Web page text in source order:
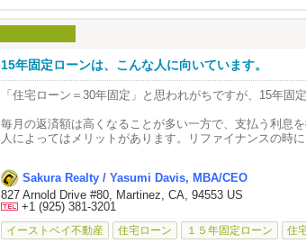
ティオが、ゆったり寛いだり、ゲストを招いたりするの
2階には、プライバシーを大切に設計された広々としたプ
他のベッドルームから独立した落ち着いた空間となって
井、専用バルコニー、穏やかな雰囲気が、まるで隠れ家
さらに2つのベッドルームはキャットウォーク風の廊下で
バスルームを共有しています。2階の新しいカーペットと
置され、効率的な冷房と一年を通した快適な室温を実現し
2台分のアタッチドガレージ（室内直結ガレージ）は、十
ックヤードへ直接アクセスできます。
California Sunridgeの住民は、美しく整備された共用エリ
15年固定ローンは、こんな人に向いています。
「住宅ローン＝30年固定」と思われがちですが、15年固
毎月の返済額は高くなることが多い一方で、支払う利息
人によってはメリットがあります。リファイナンスの時
どのローンが合っているかは、収入やライフプラン、将
家探しを始める前に、まずはお気軽にご相談ください。
Sakura Realty / Yasumi Davis, MBA/CEO
827 Arnold Drive #80, Martinez, CA, 94553 US
+1 (925) 381-3201
イーストベイ不動産 住宅ローン １５年固定ローン 住